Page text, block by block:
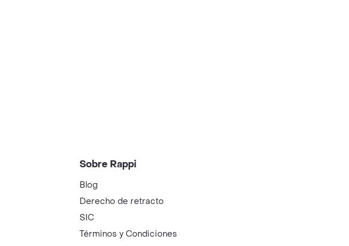
Sobre Rappi
Blog
Derecho de retracto
SIC
Términos y Condiciones